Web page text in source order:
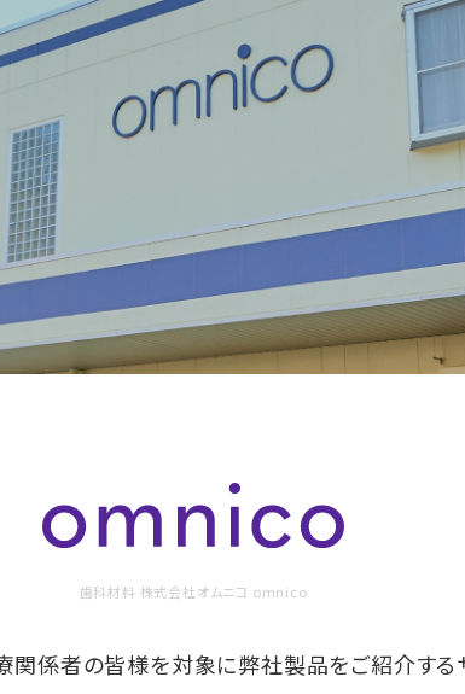
歯科材料 株式会社オムニコ omnico
関係者の皆様を対象に弊社製品をご紹介する